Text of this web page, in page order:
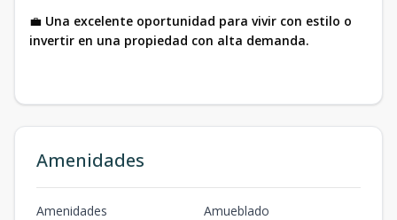
💼 Una excelente oportunidad para vivir con estilo o
invertir en una propiedad con alta demanda.
Amenidades
Amenidades
Amueblado